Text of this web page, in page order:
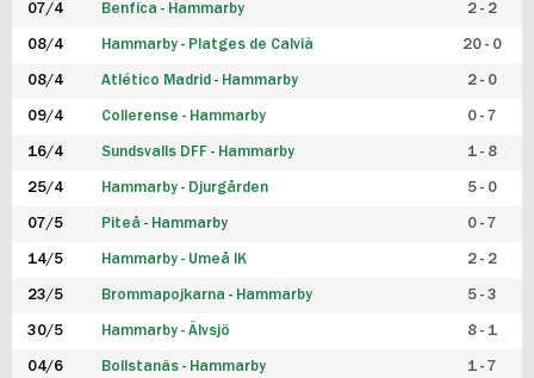
07/4 Benfica - Hammarby 2 - 2
08/4 Hammarby - Platges de Calvià 20 - 0
08/4 Atlético Madrid - Hammarby 2 - 0
09/4 Collerense - Hammarby 0 - 7
16/4 Sundsvalls DFF - Hammarby 1 - 8
25/4 Hammarby - Djurgården 5 - 0
07/5 Piteå - Hammarby 0 - 7
14/5 Hammarby - Umeå IK 2 - 2
23/5 Brommapojkarna - Hammarby 5 - 3
30/5 Hammarby - Älvsjö 8 - 1
04/6 Bollstanäs - Hammarby 1 - 7